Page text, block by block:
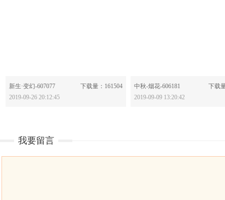
分享：
新生·变幻-607077
下载量：161504
2019-09-26 20:12:45
分享：
中秋-烟花-606181
下载
2019-09-09 13:20:42
我要留言